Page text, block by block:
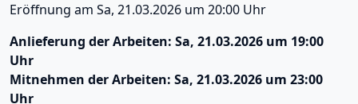
Eröffnung am Sa, 21.03.2026 um 20:00 Uhr
Anlieferung der Arbeiten: Sa, 21.03.2026 um 19:00
Uhr
Mitnehmen der Arbeiten: Sa, 21.03.2026 um 23:00
Uhr